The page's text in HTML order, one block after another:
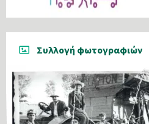
Συλλογή φωτογραφιών